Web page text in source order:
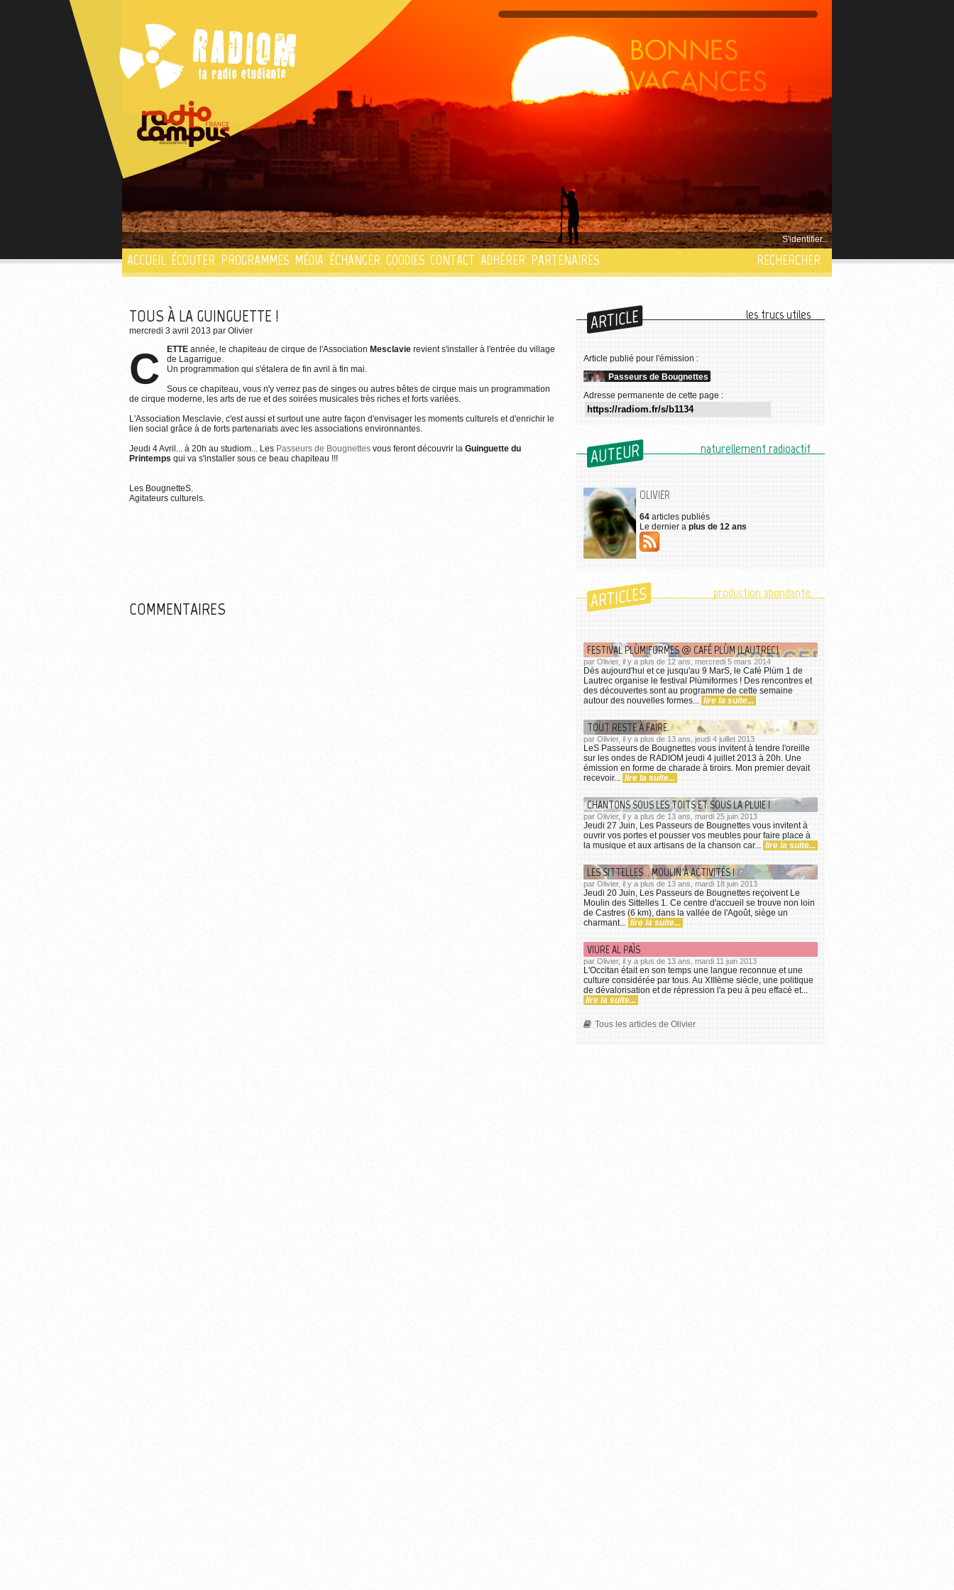
S'identifier...
ACCUEIL ÉCOUTER PROGRAMMES MÉDIA ÉCHANGER GOODIES CONTACT ADHÉRER PARTENAIRES RECHERCHER
TOUS À LA GUINGUETTE !
mercredi 3 avril 2013 par Olivier
CETTE année, le chapiteau de cirque de l'Association Mesclavie revient s'installer à l'entrée du village
de Lagarrigue.
Un programmation qui s'étalera de fin avril à fin mai.
Sous ce chapiteau, vous n'y verrez pas de singes ou autres bêtes de cirque mais un programmation
de cirque moderne, les arts de rue et des soirées musicales très riches et forts variées.
L'Association Mesclavie, c'est aussi et surtout une autre façon d'envisager les moments culturels et d'enrichir le
lien social grâce à de forts partenariats avec les associations environnantes.
Jeudi 4 Avril... à 20h au studiom... Les Passeurs de Bougnettes vous feront découvrir la Guinguette du
Printemps qui va s'installer sous ce beau chapiteau !!!
Les BougnetteS.
Agitateurs culturels.
COMMENTAIRES
ARTICLE les trucs utiles
Article publié pour l'émission :
Passeurs de Bougnettes
Adresse permanente de cette page :
AUTEUR naturellement radioactif
OLIVIER
64 articles publiés
Le dernier a plus de 12 ans
ARTICLES production abondante
FESTIVAL PLÙMIFORMES @ CAFÉ PLÙM (LAUTREC)
par Olivier, il y a plus de 12 ans, mercredi 5 mars 2014
Dès aujourd'hui et ce jusqu'au 9 MarS, le Café Plùm 1 de
Lautrec organise le festival Plùmiformes ! Des rencontres et
des découvertes sont au programme de cette semaine
autour des nouvelles formes... lire la suite...
TOUT RESTE À FAIRE.
par Olivier, il y a plus de 13 ans, jeudi 4 juillet 2013
LeS Passeurs de Bougnettes vous invitent à tendre l'oreille
sur les ondes de RADIOM jeudi 4 juillet 2013 à 20h. Une
émission en forme de charade à tiroirs. Mon premier devait
recevoir... lire la suite...
CHANTONS SOUS LES TOITS ET SOUS LA PLUIE !
par Olivier, il y a plus de 13 ans, mardi 25 juin 2013
Jeudi 27 Juin, Les Passeurs de Bougnettes vous invitent à
ouvrir vos portes et pousser vos meubles pour faire place à
la musique et aux artisans de la chanson car... lire la suite...
LES SITTELLES... MOULIN À ACTIVITÉS !
par Olivier, il y a plus de 13 ans, mardi 18 juin 2013
Jeudi 20 Juin, Les Passeurs de Bougnettes reçoivent Le
Moulin des Sittelles 1. Ce centre d'accueil se trouve non loin
de Castres (6 km), dans la vallée de l'Agoût, siège un
charmant... lire la suite...
VIURE AL PAÌS
par Olivier, il y a plus de 13 ans, mardi 11 juin 2013
L'Occitan était en son temps une langue reconnue et une
culture considérée par tous. Au XIIIème siècle, une politique
de dévalorisation et de répression l'a peu à peu effacé et...
lire la suite...
Tous les articles de Olivier